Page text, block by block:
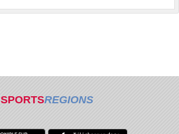
SPORTSREGIONS